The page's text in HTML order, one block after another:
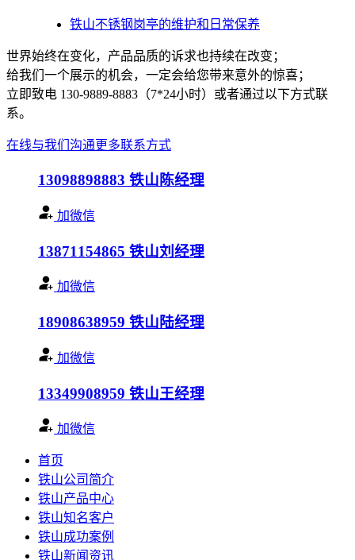
铁山不锈钢岗亭的维护和日常保养
世界始终在变化，产品品质的诉求也持续在改变；
给我们一个展示的机会，一定会给您带来意外的惊喜；
立即致电 130-9889-8883（7*24小时）或者通过以下方式联
系。
在线与我们沟通更多联系方式
13098898883 铁山陈经理
加微信
13871154865 铁山刘经理
加微信
18908638959 铁山陆经理
加微信
13349908959 铁山王经理
加微信
首页
铁山公司简介
铁山产品中心
铁山知名客户
铁山成功案例
铁山新闻资讯